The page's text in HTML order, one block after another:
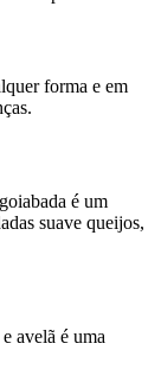
forma e em
é um
suave queijos,
avelã é uma